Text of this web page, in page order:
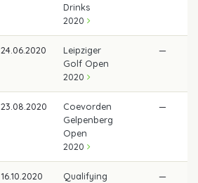
Drinks
2020
24.06.2020
Leipziger
Golf Open
2020
—
23.08.2020
Coevorden
Gelpenberg
Open
2020
—
16.10.2020
Qualifying
—